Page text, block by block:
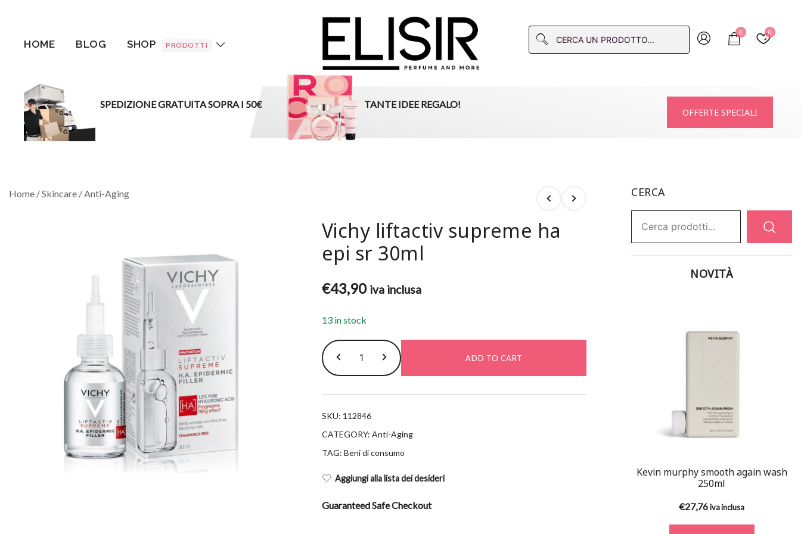
HOME BLOG SHOP PRODOTTI
ELISIR
La tua destinazione per il beauty, i profumi e la parafarmacia
0 0
SPEDIZIONE GRATUITA SOPRA I 50€ TANTE IDEE REGALO!
OFFERTE SPECIALI
Home /Skincare / Anti-Aging
Vichy liftactiv supreme ha
epi sr 30ml
€43,90 iva inclusa
13 in stock
liftactiv
supreme
ha
30ml
quantity
ADD TO CART
SKU: 112846
CATEGORY: Anti-Aging
TAG: Beni di consumo
Aggiungi alla lista dei desideri
Guaranteed Safe Checkout
CERCA
NOVITÀ
Kevin murphy smooth again wash
250ml
€27,76iva inclusa